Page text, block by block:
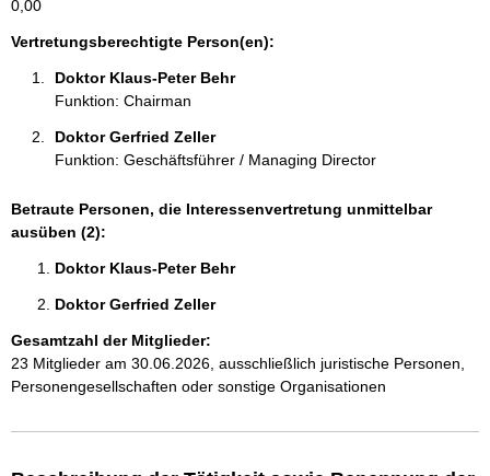
n
e
0,00
Vertretungsberechtigte Person(en):
Doktor Klaus-Peter Behr
Funktion: Chairman
Doktor Gerfried Zeller
Funktion: Geschäftsführer / Managing Director
Betraute Personen, die Interessenvertretung unmittelbar
ausüben (2):
Doktor Klaus-Peter Behr
Doktor Gerfried Zeller
Gesamtzahl der Mitglieder:
23 Mitglieder am 30.06.2026, ausschließlich juristische Personen,
Personengesellschaften oder sonstige Organisationen